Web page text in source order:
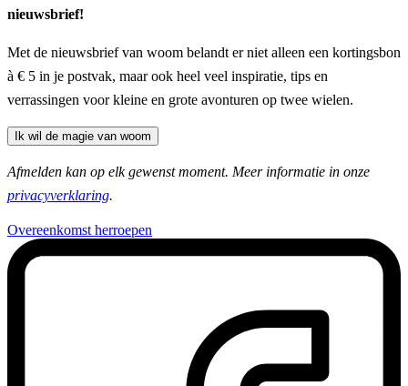
nieuwsbrief!
Met de nieuwsbrief van woom belandt er niet alleen een kortingsbon
à € 5 in je postvak, maar ook heel veel inspiratie, tips en
verrassingen voor kleine en grote avonturen op twee wielen.
Ik wil de magie van woom
Afmelden kan op elk gewenst moment. Meer informatie in onze
privacyverklaring.
Overeenkomst herroepen